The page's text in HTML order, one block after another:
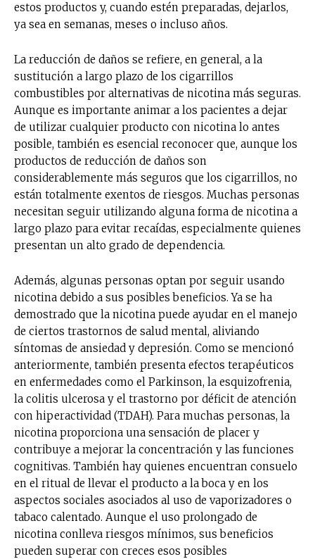
estos productos y, cuando estén preparadas, dejarlos,
ya sea en semanas, meses o incluso años.
La reducción de daños se refiere, en general, a la
sustitución a largo plazo de los cigarrillos
combustibles por alternativas de nicotina más seguras.
Aunque es importante animar a los pacientes a dejar
de utilizar cualquier producto con nicotina lo antes
posible, también es esencial reconocer que, aunque los
productos de reducción de daños son
considerablemente más seguros que los cigarrillos, no
están totalmente exentos de riesgos. Muchas personas
necesitan seguir utilizando alguna forma de nicotina a
largo plazo para evitar recaídas, especialmente quienes
presentan un alto grado de dependencia.
Además, algunas personas optan por seguir usando
nicotina debido a sus posibles beneficios. Ya se ha
demostrado que la nicotina puede ayudar en el manejo
de ciertos trastornos de salud mental, aliviando
síntomas de ansiedad y depresión. Como se mencionó
anteriormente, también presenta efectos terapéuticos
en enfermedades como el Parkinson, la esquizofrenia,
la colitis ulcerosa y el trastorno por déficit de atención
con hiperactividad (TDAH). Para muchas personas, la
nicotina proporciona una sensación de placer y
contribuye a mejorar la concentración y las funciones
cognitivas. También hay quienes encuentran consuelo
en el ritual de llevar el producto a la boca y en los
aspectos sociales asociados al uso de vaporizadores o
tabaco calentado. Aunque el uso prolongado de
nicotina conlleva riesgos mínimos, sus beneficios
pueden superar con creces esos posibles